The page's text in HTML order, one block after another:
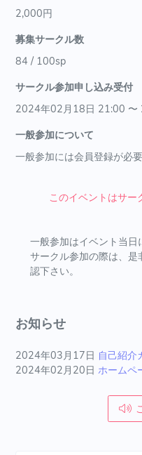
2,000円
募集サークル数
84 / 100sp
サークル参加申し込み受付
2024年02月18日 21:00
一般参加について
一般参加には会員登録が必
このイベントはサー
一般参加はイベント当日
サークル参加の際は、是
認下さい。
お知らせ
2024年03月17日 自己紹介
2024年02月20日 ホームペ